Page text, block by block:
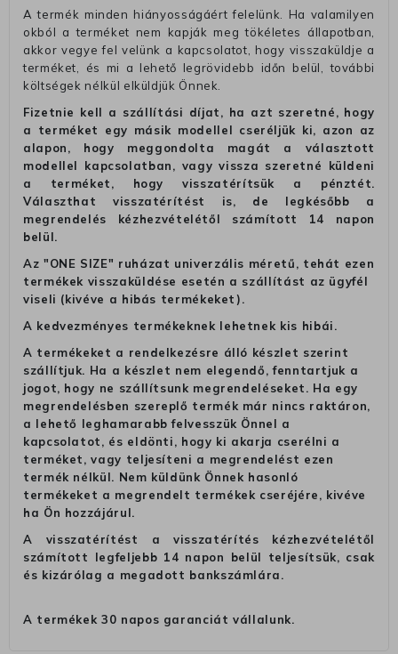
A termék minden hiányosságáért felelünk. Ha valamilyen
okból a terméket nem kapják meg tökéletes állapotban,
akkor vegye fel velünk a kapcsolatot, hogy visszaküldje a
terméket, és mi a lehető legrövidebb időn belül, további
költségek nélkül elküldjük Önnek.
Fizetnie kell a szállítási díjat, ha azt szeretné, hogy
a terméket egy másik modellel cseréljük ki, azon az
alapon, hogy meggondolta magát a választott
modellel kapcsolatban, vagy vissza szeretné küldeni
a terméket, hogy visszatérítsük a pénztét.
Választhat visszatérítést is, de legkésőbb a
megrendelés kézhezvételétől számított 14 napon
belül.
Az "ONE SIZE" ruházat univerzális méretű, tehát ezen
termékek visszaküldése esetén a szállítást az ügyfél
viseli (kivéve a hibás termékeket).
A kedvezményes termékeknek lehetnek kis hibái.
A termékeket a rendelkezésre álló készlet szerint
szállítjuk. Ha a készlet nem elegendő, fenntartjuk a
jogot, hogy ne szállítsunk megrendeléseket. Ha egy
megrendelésben szereplő termék már nincs raktáron,
a lehető leghamarabb felvesszük Önnel a
kapcsolatot, és eldönti, hogy ki akarja cserélni a
terméket, vagy teljesíteni a megrendelést ezen
termék nélkül. Nem küldünk Önnek hasonló
termékeket a megrendelt termékek cseréjére, kivéve
ha Ön hozzájárul.
A visszatérítést a visszatérítés kézhezvételétől
számított legfeljebb 14 napon belül teljesítsük, csak
és kizárólag a megadott bankszámlára.
A termékek 30 napos garanciát vállalunk.